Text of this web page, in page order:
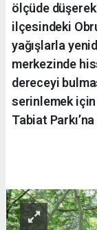
ölçüde
ilçesindeki
yağışlarla
merkezinde
dereceyi
serinlemek için
Tabiat